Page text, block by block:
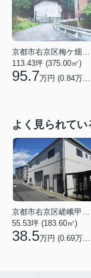
京都市右京区梅ケ畑亀石町
113.43坪 (375.00㎡)
95.7万円 (0.84万円/坪)
よく見られてい
京都市右京区嵯峨甲塚町
55.53坪 (183.60㎡)
38.5万円 (0.69万円/坪)